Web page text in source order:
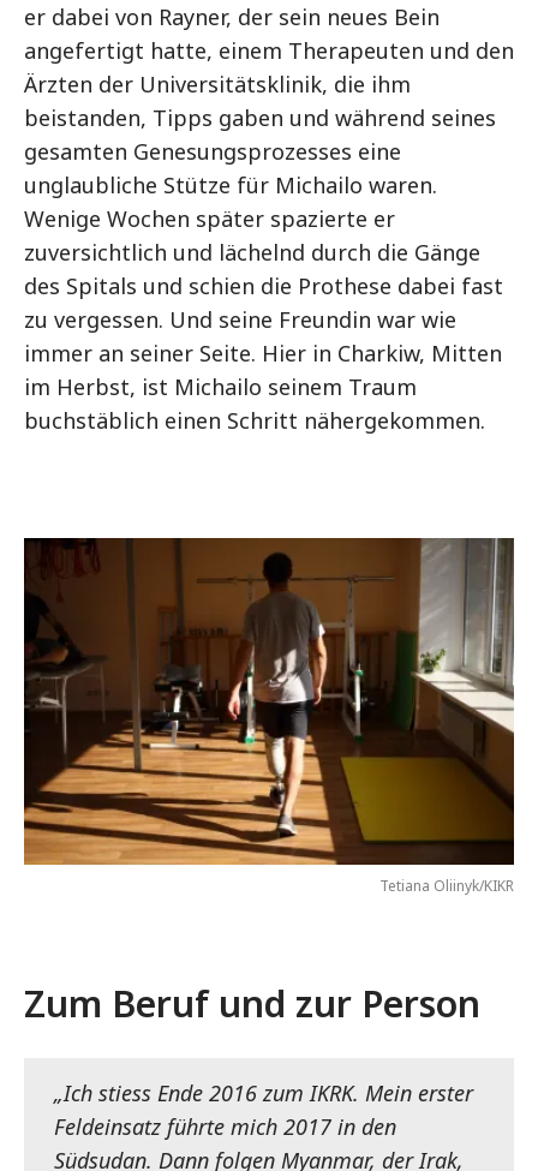
er dabei von Rayner, der sein neues Bein
angefertigt hatte, einem Therapeuten und den
Ärzten der Universitätsklinik, die ihm
beistanden, Tipps gaben und während seines
gesamten Genesungsprozesses eine
unglaubliche Stütze für Michailo waren.
Wenige Wochen später spazierte er
zuversichtlich und lächelnd durch die Gänge
des Spitals und schien die Prothese dabei fast
zu vergessen. Und seine Freundin war wie
immer an seiner Seite. Hier in Charkiw, Mitten
im Herbst, ist Michailo seinem Traum
buchstäblich einen Schritt nähergekommen.
Tetiana Oliinyk/KIKR
Zum Beruf und zur Person
„Ich stiess Ende 2016 zum IKRK. Mein erster
Feldeinsatz führte mich 2017 in den
Südsudan. Dann folgen Myanmar, der Irak,